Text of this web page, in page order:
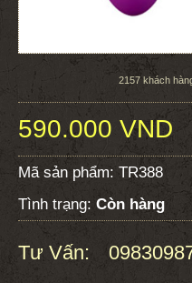
2157 khách
590.000 VND
Mã sản phẩm: TR388
Tình trạng: Còn hàng
Tư Vấn: